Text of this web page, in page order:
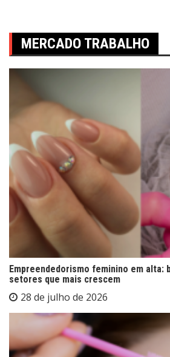
MERCADO TRABALHO
Empreendedorismo feminino em alta:
setores que mais crescem
28 de julho de 2026